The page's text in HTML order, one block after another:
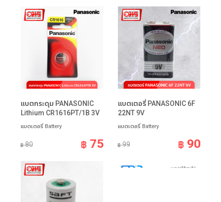
แบตกระดุม PANASONIC
Lithium CR1616PT/1B 3V
แบตเตอรี่ Battery
฿80 ฿ 75
แบตเตอรี่ PANASONIC 6F
22NT 9V
แบตเตอรี่ Battery
฿99 ฿ 90